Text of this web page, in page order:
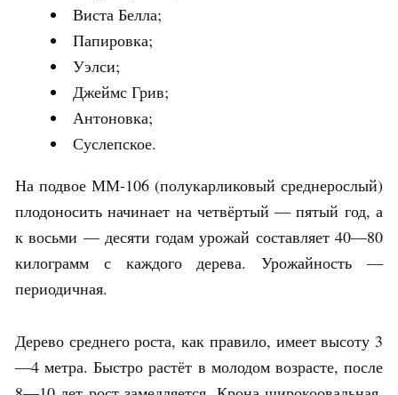
Виста Белла;
Папировка;
Уэлси;
Джеймс Грив;
Антоновка;
Суслепское.
На подвое ММ-106 (полукарликовый среднерослый)
плодоносить начинает на четвёртый — пятый год, а
к восьми — десяти годам урожай составляет 40—80
килограмм с каждого дерева. Урожайность —
периодичная.
Дерево среднего роста, как правило, имеет высоту 3
—4 метра. Быстро растёт в молодом возрасте, после